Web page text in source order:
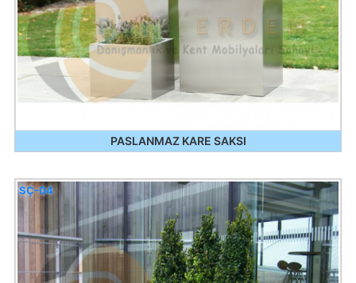
PASLANMAZ KARE SAKSI
SÇ-04